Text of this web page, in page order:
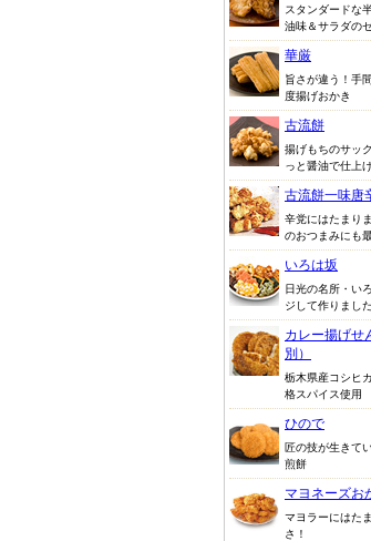
スタンダードな
油味＆サラダの
華厳
旨さが違う！手
度揚げおかき
古流餅
揚げもちのサッ
っと醤油で仕上
古流餅一味唐
辛党にはたまり
のおつまみにも
いろは坂
日光の名所・い
ジして作りました
カレー揚げせ
別）
栃木県産コシヒ
格スパイス使用
ひので
匠の技が生きて
煎餅
マヨネーズお
マヨラーにはた
さ！